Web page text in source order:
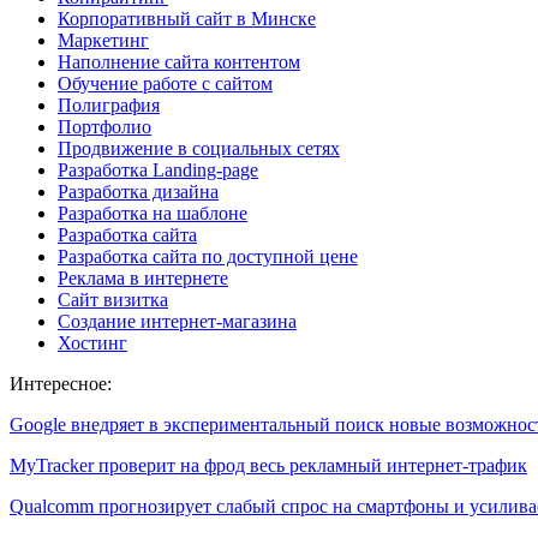
Корпоративный сайт в Минске
Маркетинг
Наполнение сайта контентом
Обучение работе с сайтом
Полиграфия
Портфолио
Продвижение в социальных сетях
Разработка Landing-page
Разработка дизайна
Разработка на шаблоне
Разработка сайта
Разработка сайта по доступной цене
Реклама в интернете
Сайт визитка
Создание интернет-магазина
Хостинг
Интересное:
Google внедряет в экспериментальный поиск новые
MyTracker проверит на фрод весь рекламный интернет-трафик
Qualcomm прогнозирует слабый спрос на смартфоны и